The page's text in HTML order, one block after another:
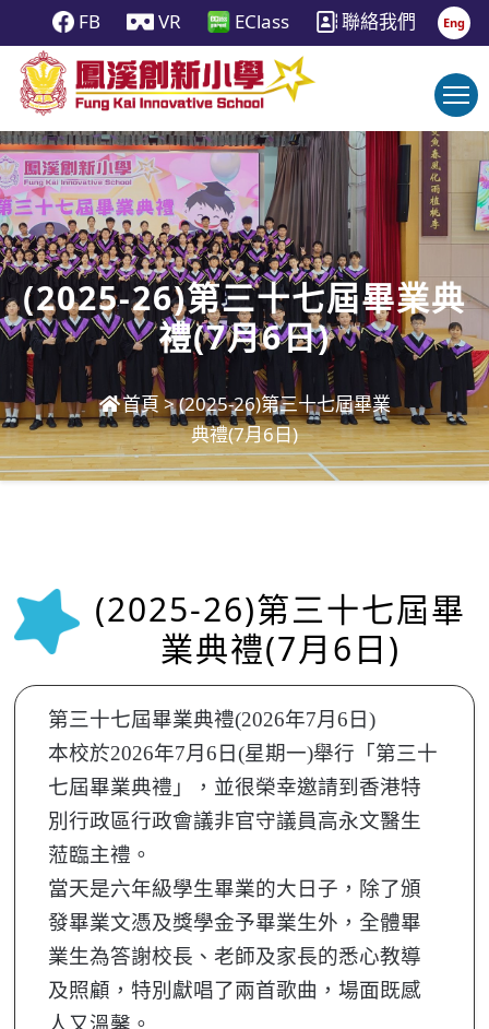
FB VR EClass 聯絡我們 Eng
(2025-26)第三十七屆畢業典
禮(7月6日)
首頁 >(2025-26)第三十七屆畢業
典禮(7月6日)
(2025-26)第三十七屆畢
業典禮(7月6日)
第三十七屆畢業典禮(2026年7月6日)
本校於2026年7月6日(星期一)舉行「第三十
七屆畢業典禮」，並很榮幸邀請到香港特
別行政區行政會議非官守議員高永文醫生
蒞臨主禮。
當天是六年級學生畢業的大日子，除了頒
發畢業文憑及獎學金予畢業生外，全體畢
業生為答謝校長、老師及家長的悉心教導
及照顧，特別獻唱了兩首歌曲，場面既感
人又溫馨。